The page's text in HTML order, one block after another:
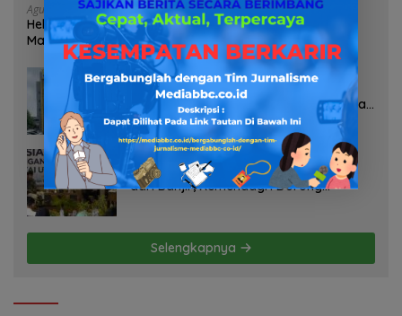
Agustus 7, 2026
Heboh Tumpukan Karung Diduga Pasir Timah di Pos AL
Manggar, Danlanal Babel: Masih Kami Dalami
Agustus 7, 2026
Pelayanan Kinerja Dan Transparansi
Sanksi P2TL PLN Dipertanyakan, Upaya
Konfirmasi GM PLN UID S2JB Terkesan
Tutup Mata
Agustus 7, 2026
Selamatkan Lahan Pertanian Brebes
dari Banjir, Kemendagri Dorong
Selengkapnya